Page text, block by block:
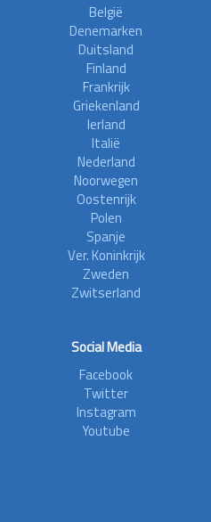
België
Denemarken
Duitsland
Finland
Frankrijk
Griekenland
Ierland
Italië
Nederland
Noorwegen
Oostenrijk
Polen
Spanje
Ver. Koninkrijk
Zweden
Zwitserland
Social Media
Facebook
Twitter
Instagram
Youtube